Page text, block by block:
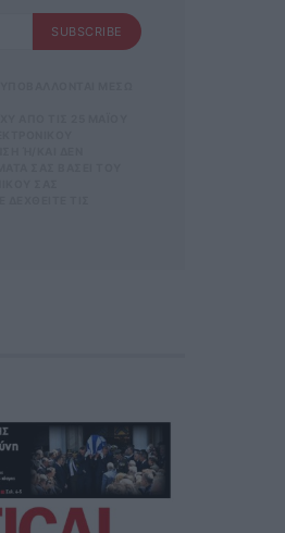
SUBSCRIBE
ΜΕΣΩ
ΚΑΙ ΔΕΝ ΕΠ
ΒΆΣΕΙ ΤΟΥ ΆΡΘ
ΤΙΣ ΑΠΟΛ